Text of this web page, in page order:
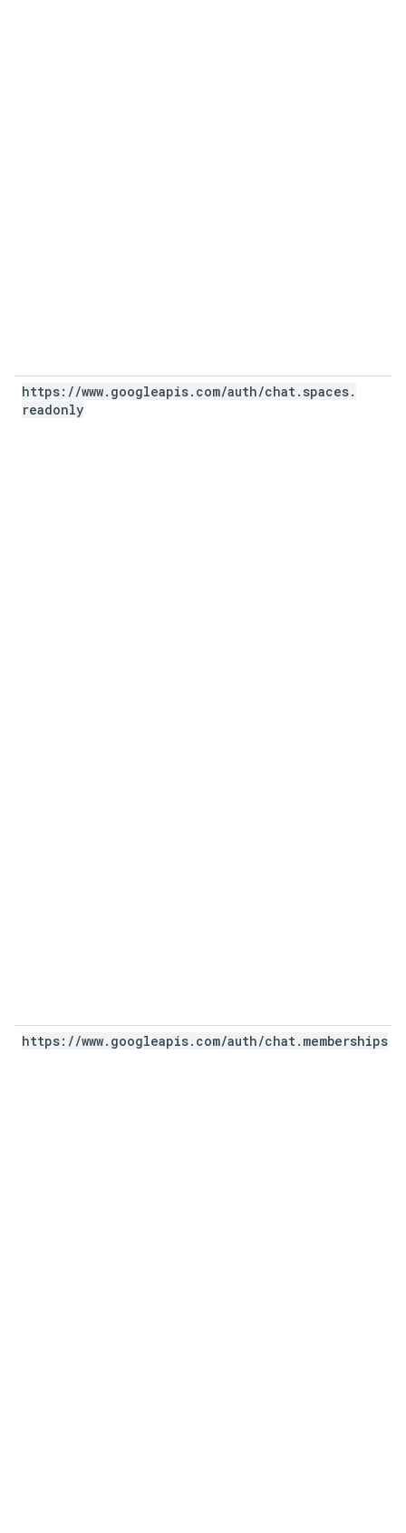
https: //www. googleapis. com/auth/chat. spaces.
readonly
https: //www. googleapis. com/auth/chat. memberships